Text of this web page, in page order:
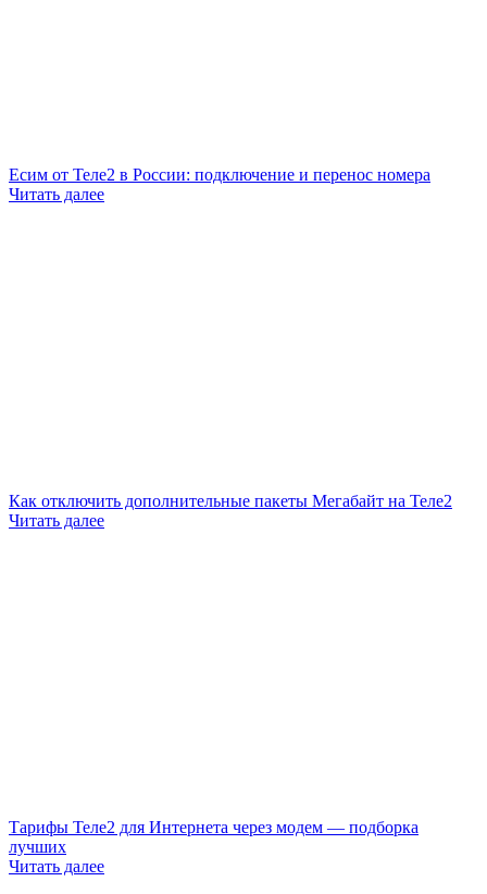
Есим от Теле2 в России: подключение и перенос номера
Читать далее
Как отключить дополнительные пакеты Мегабайт на Теле2
Читать далее
Тарифы Теле2 для Интернета через модем — подборка
лучших
Читать далее